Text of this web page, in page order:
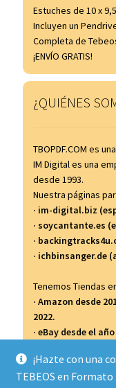
¡Hazte con una
TEBEOS en Formato
Estuches de 10 x
Incluyen un
Completa de
¡ENVÍO GRATIS!
¿QUIÉNES
TBOPDF.COM es
IM Digital es una
desde 1993.
Nuestra páginas
· im-digital.biz
· soycantante.es
·
· ichbinsanger.de
Tenemos Tiendas
· Amazon desde
2022.
· eBay desde el
...y así...